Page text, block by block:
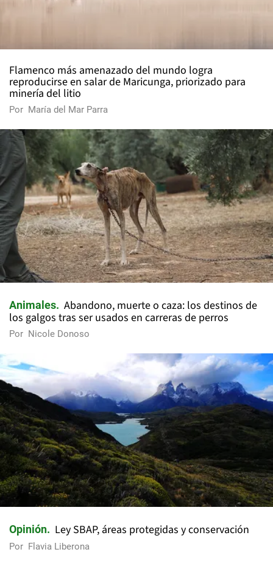
Flamenco más amenazado del mundo logra
reproducirse en salar de Maricunga, priorizado para
minería del litio
Por María del Mar Parra
Animales
Abandono, muerte o caza: los destinos de
los galgos tras ser usados en carreras de perros
Por Nicole Donoso
Opinión Ley SBAP, áreas protegidas y conservación
Por Flavia Liberona